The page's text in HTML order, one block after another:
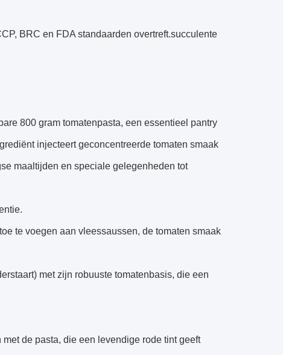
BRC en FDA standaarden overtreft.succulente
800 gram tomatenpasta, een essentieel pantry
injecteert geconcentreerde tomaten smaak
maaltijden en speciale gelegenheden tot
te voegen aan vleessaussen, de tomaten smaak
met zijn robuuste tomatenbasis, die een
de pasta, die een levendige rode tint geeft